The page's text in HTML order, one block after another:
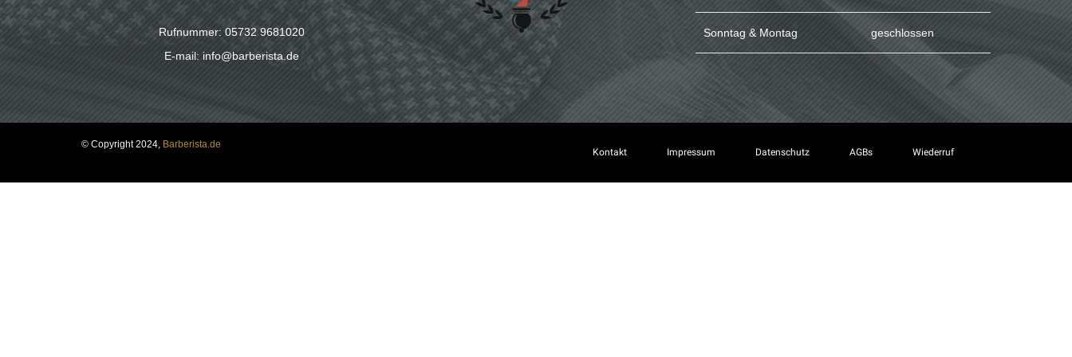
Rufnummer: 05732 9681020
E-mail: info@barberista.de
Sonntag & Montag geschlossen
© Copyright 2024, Barberista.de
Kontakt Impressum Datenschutz AGBs Wiederruf